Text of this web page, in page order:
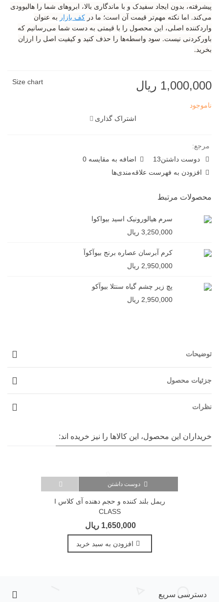
پیشرفته، بدون ایجاد سفیدک و با ماندگاری بالا، ابروهای شما را هالیوودی
می‌کند. اما نکته مهم‌تر قیمت آن است؛ ما در کف بازار به عنوان
واردکننده اصلی، این محصول را با قیمتی به دست شما می‌رسانیم که
باورکردنی نیست. سود واسطه‌ها را حذف کنید و کیفیت اصل را ارزان
بخرید.
1,000,000 ریال Size chart
ناموجود
اشتراک گذاری
مرجع:
دوست داشتن13 اضافه به مقایسه 0
افزودن به فهرست علاقه‌مندی‌ها
محصولات مرتبط
سرم هیالورونیک اسید بیواکوا
3,250,000 ریال
کرم آبرسان عصاره برنج بیوآکوآ
2,950,000 ریال
پچ زیر چشم گیاه سنتلا بیوآکو
2,950,000 ریال
توضیحات
جزئیات محصول
نظرات
خریداران این محصول، این کالاها را نیز خریده اند:
دوست داشتن
ریمل بلند کننده و حجم دهنده آی کلاس I
CLASS
1,650,000 ریال
افزودن به سبد خرید
دسترسی سریع